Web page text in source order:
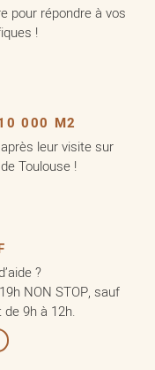
pour répondre à vos
!
000 M2
leur visite sur
Toulouse !
?
NON STOP, sauf
9h à 12h.